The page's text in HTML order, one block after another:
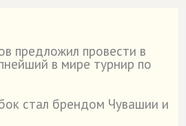
предложил провести в
в мире турнир по
стал брендом Чувашии и